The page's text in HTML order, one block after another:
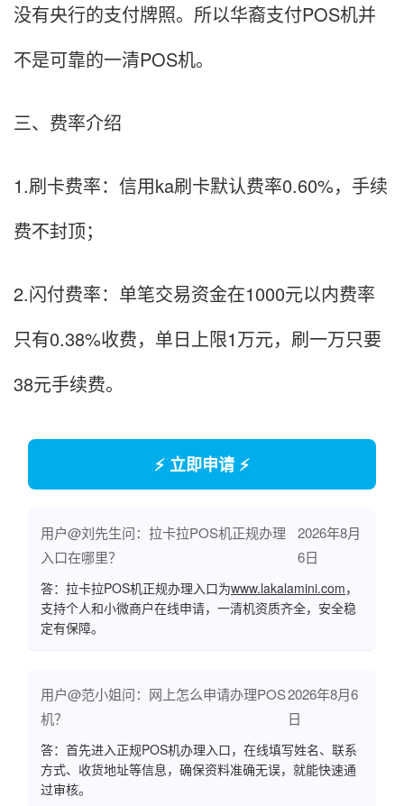
没有央行的支付牌照。所以华裔支付POS机并
不是可靠的一清POS机。
三、费率介绍
1.刷卡费率：信用ka刷卡默认费率0.60%，手续
费不封顶；
2.闪付费率：单笔交易资金在1000元以内费率
只有0.38%收费，单日上限1万元，刷一万只要
38元手续费。
⚡ 立即申请 ⚡
用户@刘先生问：拉卡拉POS机正规办理
入口在哪里？
2026年8月
6日
答：拉卡拉POS机正规办理入口为www.lakalamini.com，
支持个人和小微商户在线申请，一清机资质齐全，安全稳
定有保障。
用户@范小姐问：网上怎么申请办理POS
机？
2026年8月6
日
答：首先进入正规POS机办理入口，在线填写姓名、联系
方式、收货地址等信息，确保资料准确无误，就能快速通
过审核。